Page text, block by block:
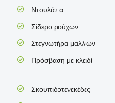
Ντουλάπα
Σίδερο ρούχων
Στεγνωτήρα μαλλιών
Πρόσβαση με κλειδί
Σκουπιδοτενεκέδες